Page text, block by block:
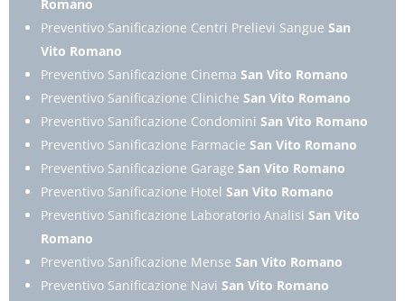
Romano
Preventivo Sanificazione Centri Prelievi SangueSan
Vito Romano
Preventivo Sanificazione CinemaSan Vito Romano
Preventivo Sanificazione ClinicheSan Vito Romano
Preventivo Sanificazione CondominiSan Vito Romano
Preventivo Sanificazione FarmacieSan Vito Romano
Preventivo Sanificazione GarageSan Vito Romano
Preventivo Sanificazione HotelSan Vito Romano
Preventivo Sanificazione Laboratorio AnalisiSan Vito
Romano
Preventivo Sanificazione MenseSan Vito Romano
Preventivo Sanificazione NaviSan Vito Romano